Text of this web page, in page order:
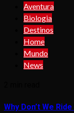
Aventura
Biologia
Destinos
Home
Mundo
News
Why Don’t We